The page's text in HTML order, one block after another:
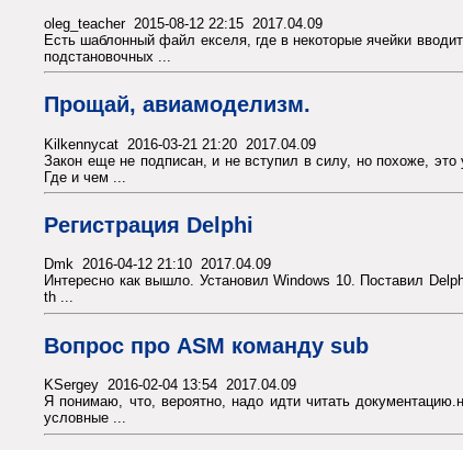
oleg_teacher 2015-08-12 22:15 2017.04.09
Есть шаблонный файл екселя, где в некоторые ячейки
подстановочных ...
Прощай, авиамоделизм.
Kilkennycat 2016-03-21 21:20 2017.04.09
Закон еще не подписан, и не вступил в силу, но похоже,
Где и чем ...
Регистрация Delphi
Dmk 2016-04-12 21:10 2017.04.09
Интересно как вышло. Установил Windows 10. Поставил
th ...
Вопрос про ASM команду sub
KSergey 2016-02-04 13:54 2017.04.09
Я понимаю, что, вероятно, надо идти читать
условные ...